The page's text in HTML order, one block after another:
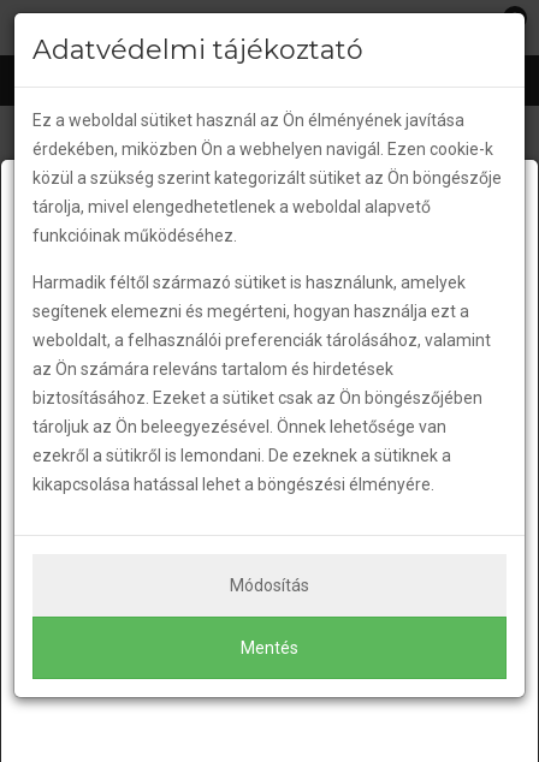
0
Decemberi kiszállítási
rend
Decemberi kiszállítási rend 2022
Kedves Vásárlóink és Partnereink!
szerint alakul:
Csomagautomata hibák!
Kedves Vásárlóink és Partnereink!
A sorozatos csomagautomata hibák miatt a
továbbiakban nem tudjuk
vállalni a felelősséget a rendeléseik
kézbesítésével kapcsolatban.
Javasoljuk kizárólag amásnapi házhoszállítást
További szép napot, jó vásárlást!
Adatvédelmi tájékoztató
Ez a weboldal sütiket használ az Ön élményének javítása
érdekében, miközben Ön a webhelyen navigál. Ezen cookie-k
közül a szükség szerint kategorizált sütiket az Ön böngészője
tárolja, mivel elengedhetetlenek a weboldal alapvető
funkcióinak működéséhez.
Harmadik féltől származó sütiket is használunk, amelyek
segítenek elemezni és megérteni, hogyan használja ezt a
weboldalt, a felhasználói preferenciák tárolásához, valamint
az Ön számára releváns tartalom és hirdetések
biztosításához. Ezeket a sütiket csak az Ön böngészőjében
tároljuk az Ön beleegyezésével. Önnek lehetősége van
ezekről a sütikről is lemondani. De ezeknek a sütiknek a
kikapcsolása hatással lehet a böngészési élményére.
Módosítás
Mentés